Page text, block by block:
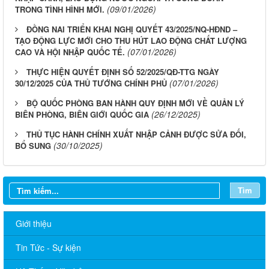
TRONG TÌNH HÌNH MỚI. (09/01/2026)
ĐỒNG NAI TRIỂN KHAI NGHỊ QUYẾT 43/2025/NQ-HĐND –
TẠO ĐỘNG LỰC MỚI CHO THU HÚT LAO ĐỘNG CHẤT LƯỢNG
CAO VÀ HỘI NHẬP QUỐC TẾ. (07/01/2026)
THỰC HIỆN QUYẾT ĐỊNH SỐ 52/2025/QĐ-TTG NGÀY
30/12/2025 CỦA THỦ TƯỚNG CHÍNH PHỦ (07/01/2026)
BỘ QUỐC PHÒNG BAN HÀNH QUY ĐỊNH MỚI VỀ QUẢN LÝ
BIÊN PHÒNG, BIÊN GIỚI QUỐC GIA (26/12/2025)
THỦ TỤC HÀNH CHÍNH XUẤT NHẬP CẢNH ĐƯỢC SỬA ĐỐI,
BỔ SUNG (30/10/2025)
Tìm
Giới thiệu
Tin Tức - Sự kiện